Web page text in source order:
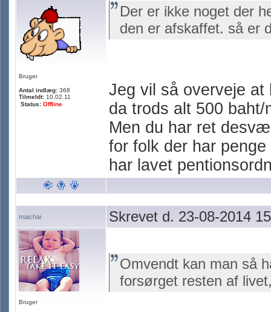
Bruger
Antal indlæg: 368
Tilmeldt: 10.02.11
Status: Offline
Der er ikke noget der
den er afskaffet. så er
Jeg vil så overveje at
da trods alt 500 baht/
Men du har ret
for folk der har
har lavet
maichai Skrevet d. 23-08-2014
Bruger
Omvendt kan man så
forsørget resten af